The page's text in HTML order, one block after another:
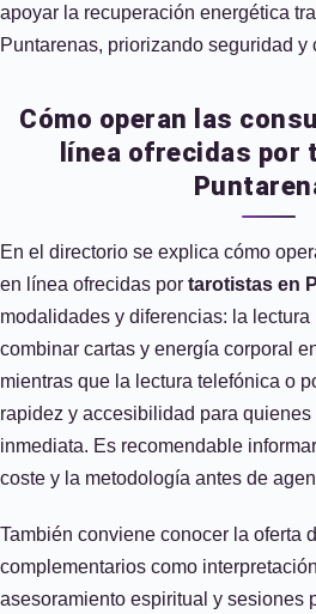
apoyar la recuperación energética
Puntarenas, priorizando seguridad y
Cómo operan las
línea ofrecidas
En el directorio se explica cómo
en línea ofrecidas por tarotistas en
modalidades y diferencias: la
combinar cartas y energía corporal
mientras que la lectura telefónica o
rapidez y accesibilidad para
inmediata. Es recomendable
coste y la metodología antes de
También conviene conocer la oferta
complementarios como
asesoramiento espiritual y sesiones